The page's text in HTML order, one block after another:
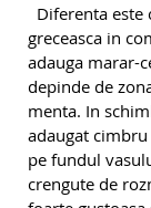
greceasca in
adauga marar-
depinde de
menta. In
adaugat
pe fundul
crengute de